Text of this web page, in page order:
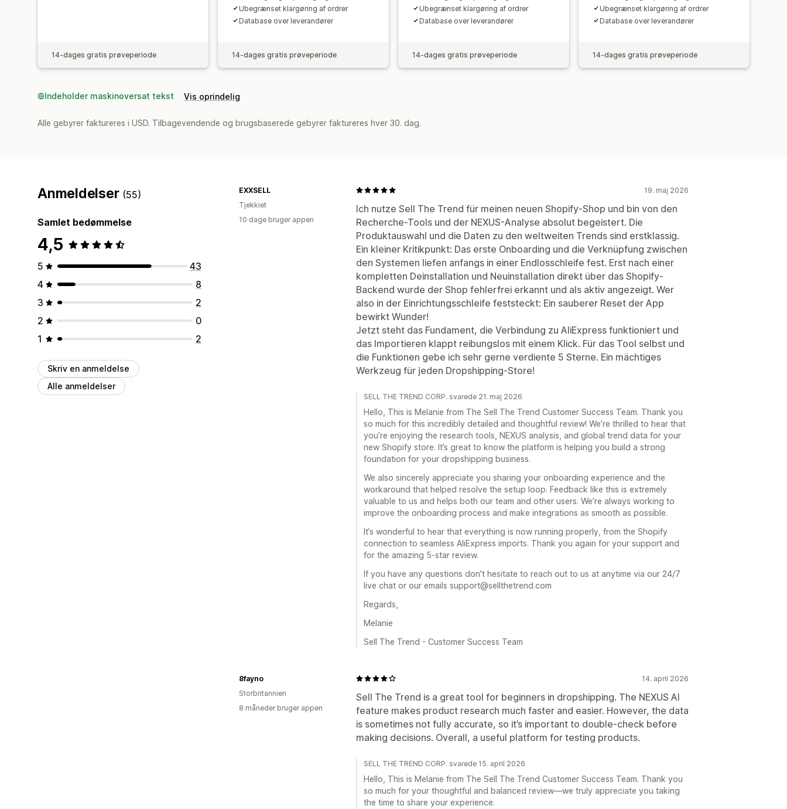
14-dages gratis prøveperiode
Ubegrænset klargøring af ordrer
Database over leverandører
14-dages gratis prøveperiode
Ubegrænset klargøring af ordrer
Database over leverandører
14-dages gratis prøveperiode
Ubegrænset klargøring af ordrer
Database over leverandører
14-dages gratis prøveperiode
Indeholder maskinoversat tekst Vis oprindelig
Alle gebyrer faktureres i USD. Tilbagevendende og brugsbaserede gebyrer faktureres hver 30. dag.
Anmeldelser (55)
Samlet bedømmelse
4,5
5
43
4
8
3
2
2
0
1
2
Skriv en anmeldelse
Alle anmeldelser
19. maj 2026
Ich nutze Sell The Trend für meinen neuen Shopify-Shop und bin von den
Recherche-Tools und der NEXUS-Analyse absolut begeistert. Die
Produktauswahl und die Daten zu den weltweiten Trends sind erstklassig.
Ein kleiner Kritikpunkt: Das erste Onboarding und die Verknüpfung zwischen
den Systemen liefen anfangs in einer Endlosschleife fest. Erst nach einer
kompletten Deinstallation und Neuinstallation direkt über das Shopify-
Backend wurde der Shop fehlerfrei erkannt und als aktiv angezeigt. Wer
also in der Einrichtungsschleife feststeckt: Ein sauberer Reset der App
bewirkt Wunder!
Jetzt steht das Fundament, die Verbindung zu AliExpress funktioniert und
das Importieren klappt reibungslos mit einem Klick. Für das Tool selbst und
die Funktionen gebe ich sehr gerne verdiente 5 Sterne. Ein mächtiges
Werkzeug für jeden Dropshipping-Store!
EXXSELL
Tjekkiet
10 dage bruger appen
SELL THE TREND CORP. svarede 21. maj 2026
Hello, This is Melanie from The Sell The Trend Customer Success Team. Thank you
so much for this incredibly detailed and thoughtful review! We’re thrilled to hear that
you’re enjoying the research tools, NEXUS analysis, and global trend data for your
new Shopify store. It’s great to know the platform is helping you build a strong
foundation for your dropshipping business.
We also sincerely appreciate you sharing your onboarding experience and the
workaround that helped resolve the setup loop. Feedback like this is extremely
valuable to us and helps both our team and other users. We’re always working to
improve the onboarding process and make integrations as smooth as possible.
It’s wonderful to hear that everything is now running properly, from the Shopify
connection to seamless AliExpress imports. Thank you again for your support and
for the amazing 5-star review.
If you have any questions don't hesitate to reach out to us at anytime via our 24/7
live chat or our emails support@sellthetrend.com
Regards,
Melanie
Sell The Trend - Customer Success Team
14. april 2026
Sell The Trend is a great tool for beginners in dropshipping. The NEXUS AI
feature makes product research much faster and easier. However, the data
is sometimes not fully accurate, so it’s important to double-check before
making decisions. Overall, a useful platform for testing products.
8fayno
Storbritannien
8 måneder bruger appen
SELL THE TREND CORP. svarede 15. april 2026
Hello, This is Melanie from The Sell The Trend Customer Success Team. Thank you
so much for your thoughtful and balanced review—we truly appreciate you taking
the time to share your experience.